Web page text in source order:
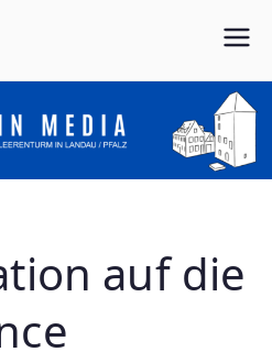
Partner im Musikbusiness
auf die